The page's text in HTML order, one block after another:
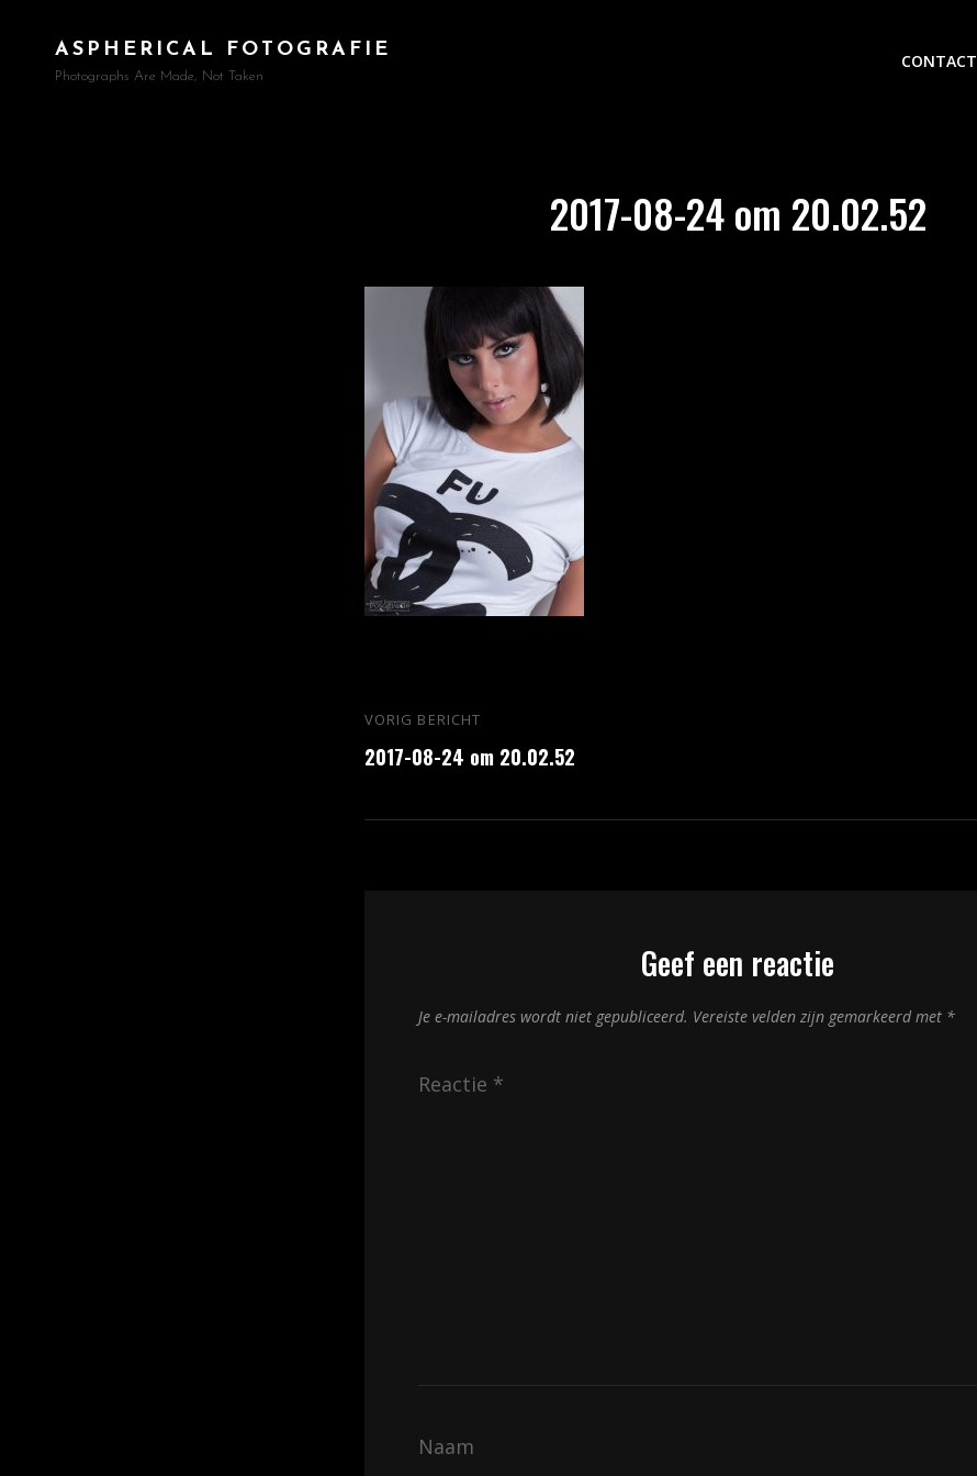
ASPHERICAL FOTOGRAFIE
Photographs Are Made, Not Taken
CONTACT
2017-08-24 om 20.02.52
Bericht
navigatie
Vorig
bericht
VORIG BERICHT
2017-08-24 om 20.02.52
Geef een reactie
Je e-mailadres wordt niet gepubliceerd. Vereiste velden zijn gemarkeerd met *
Reactie *
Naam